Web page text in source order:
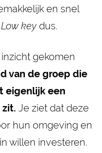
en snel
Low key dus.
gekomen
van de groep die
eigenlijk een
Je ziet dat deze
hun omgeving en
willen investeren.